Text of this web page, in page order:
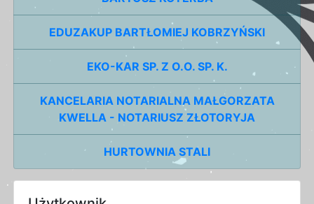
EDUZAKUP BARTŁOMIEJ KOBRZYŃSKI
EKO-KAR SP. Z O.O. SP. K.
KANCELARIA NOTARIALNA MAŁGORZATA
KWELLA - NOTARIUSZ ZŁOTORYJA
HURTOWNIA STALI